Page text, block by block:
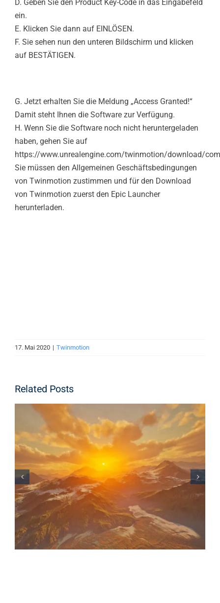
D. Geben Sie den Product Key-Code in das Eingabefeld
ein.
E. Klicken Sie dann auf EINLÖSEN.
F. Sie sehen nun den unteren Bildschirm und klicken
auf BESTÄTIGEN.
G. Jetzt erhalten Sie die Meldung „Access Granted!“
Damit steht Ihnen die Software zur Verfügung.
H. Wenn Sie die Software noch nicht heruntergeladen
haben, gehen Sie auf
https://www.unrealengine.com/twinmotion/download/
Sie müssen den Allgemeinen Geschäftsbedingungen
von Twinmotion zustimmen und für den Download
von Twinmotion zuerst den Epic Launcher
herunterladen.
17. Mai 2020 | Twinmotion
Related Posts